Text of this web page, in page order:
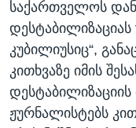
საქართველოს
კუბილიუსიც“,
კითხვაზე იმის
დესტაბილიზაციის
ჟურნალისტებს